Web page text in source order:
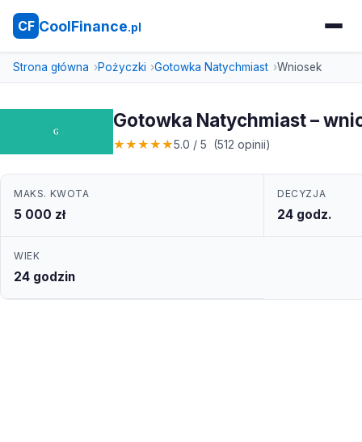
CF CoolFinance.pl
Strona główna Pożyczki Gotowka Natychmiast Wniosek
Gotowka Natychmiast –
★★★★★5.0 / 5 (512 opinii)
MAKS. KWOTA
5 000 zł
DECYZJA
24 godz.
WIEK
24 godzin